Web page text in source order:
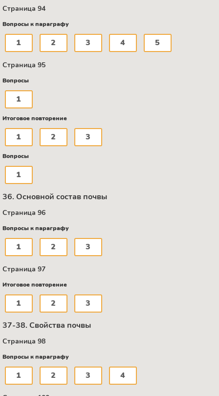
Страница 94
Вопросы к параграфу
1 2 3 4 5
Страница 95
Вопросы
1
Итоговое повторение
1 2 3
Вопросы
1
36. Основной состав почвы
Страница 96
Вопросы к параграфу
1 2 3
Страница 97
Итоговое повторение
1 2 3
37-38. Свойства почвы
Страница 98
Вопросы к параграфу
1 2 3 4